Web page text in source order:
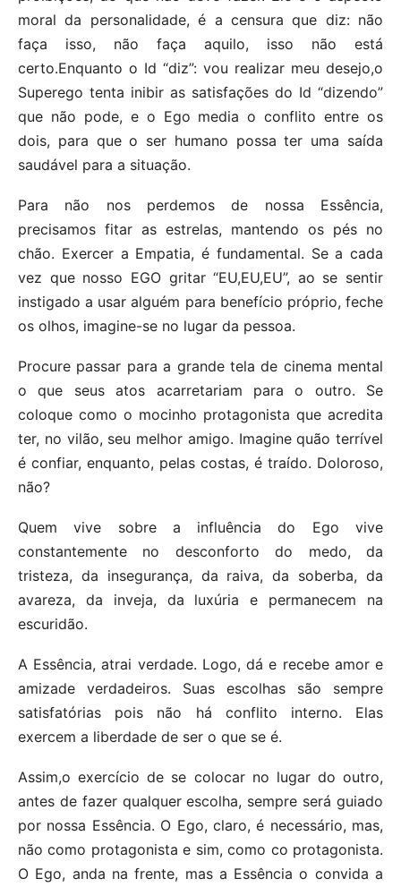
moral da personalidade, é a censura que diz: não
faça isso, não faça aquilo, isso não está
certo.Enquanto o Id “diz”: vou realizar meu desejo,o
Superego tenta inibir as satisfações do Id “dizendo”
que não pode, e o Ego media o conflito entre os
dois, para que o ser humano possa ter uma saída
saudável para a situação.
Para não nos perdemos de nossa Essência,
precisamos fitar as estrelas, mantendo os pés no
chão. Exercer a Empatia, é fundamental. Se a cada
vez que nosso EGO gritar “EU,EU,EU”, ao se sentir
instigado a usar alguém para benefício próprio, feche
os olhos, imagine-se no lugar da pessoa.
Procure passar para a grande tela de cinema mental
o que seus atos acarretariam para o outro. Se
coloque como o mocinho protagonista que acredita
ter, no vilão, seu melhor amigo. Imagine quão terrível
é confiar, enquanto, pelas costas, é traído. Doloroso,
não?
Quem vive sobre a influência do Ego vive
constantemente no desconforto do medo, da
tristeza, da insegurança, da raiva, da soberba, da
avareza, da inveja, da luxúria e permanecem na
escuridão.
A Essência, atrai verdade. Logo, dá e recebe amor e
amizade verdadeiros. Suas escolhas são sempre
satisfatórias pois não há conflito interno. Elas
exercem a liberdade de ser o que se é.
Assim,o exercício de se colocar no lugar do outro,
antes de fazer qualquer escolha, sempre será guiado
por nossa Essência. O Ego, claro, é necessário, mas,
não como protagonista e sim, como co protagonista.
O Ego, anda na frente, mas a Essência o convida a